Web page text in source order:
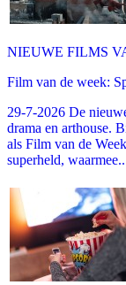
NIEUWE FILMS
Film van de week:
29-7-2026 De
drama en arthouse.
als Film van de
superheld,